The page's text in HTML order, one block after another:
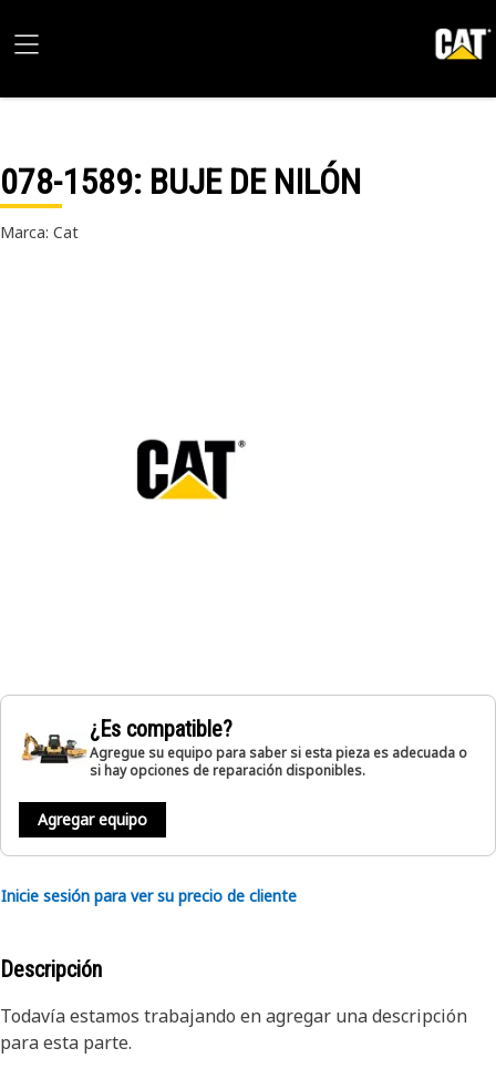
078-1589: BUJE DE NILÓN
Marca: Cat
¿Es compatible?
Agregue su equipo para saber si esta pieza es adecuada o
si hay opciones de reparación disponibles.
Agregar equipo
Inicie sesión para ver su precio de cliente
Descripción
Todavía estamos trabajando en agregar una descripción
para esta parte.